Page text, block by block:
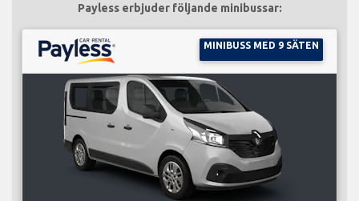
Payless erbjuder följande minibussar:
MINIBUSS MED 9 SÄTEN